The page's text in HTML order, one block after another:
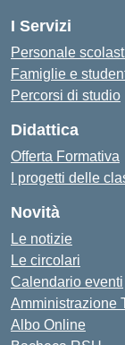
I Servizi
Personale
Famiglie e
Percorsi di studio
Didattica
Offerta Formativa
I progetti delle
Novità
Le notizie
Le circolari
Calendario eventi
Amministrazione
Albo Online